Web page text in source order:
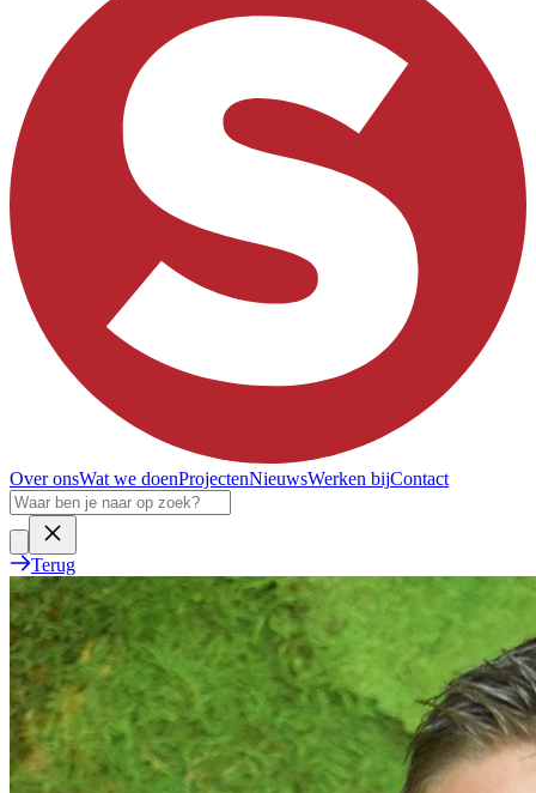
Over onsWat we doenProjectenNieuwsWerken bijContact
Terug